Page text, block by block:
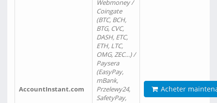
AccountInstant.com
Webmoney /
Coingate
(BTC, BCH,
BTG, CVC,
DASH, ETC,
ETH, LTC,
OMG, ZEC…) /
Paysera
(EasyPay,
mBank,
Przelewy24,
SafetyPay,
Acheter